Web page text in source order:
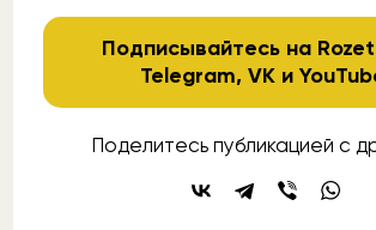
Подписывайтесь на
Telegram,VK и
Поделитесь публикацией с